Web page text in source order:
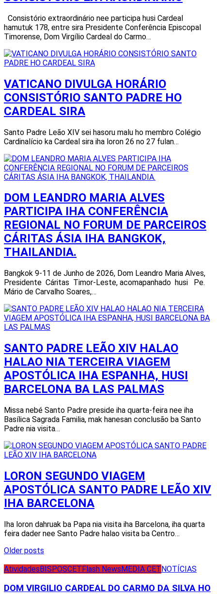
Consistório extraordinário nee participa husi Cardeal
hamutuk 178, entre sira Presidente Conferência Episcopal
Timorense, Dom Virgílio Cardeal do Carmo…
VATICANO DIVULGA HORÁRIO
CONSISTÓRIO SANTO PADRE HO
CARDEAL SIRA
Santo Padre Leão XIV sei hasoru malu ho membro Colégio
Cardinalício ka Cardeal sira iha loron 26 no 27 fulan…
DOM LEANDRO MARIA ALVES
PARTICIPA IHA CONFERÊNCIA
REGIONAL NO FORUM DE PARCEIROS
CÁRITAS ÁSIA IHA BANGKOK,
THAILANDIA.
Bangkok 9-11 de Junho de 2026, Dom Leandro Maria Alves,
Presidente Cáritas Timor-Leste, acomapanhado husi Pe.
Mário de Carvalho Soares,…
SANTO PADRE LEÃO XIV HALAO
HALAO NIA TERCEIRA VIAGEM
APOSTÓLICA IHA ESPANHA, HUSI
BARCELONA BA LAS PALMAS
Missa nebé Santo Padre preside iha quarta-feira nee iha
Basílica Sagrada Familia, mak hanesan conclusão ba Santo
Padre nia visita…
LORON SEGUNDO VIAGEM
APOSTÓLICA SANTO PADRE LEÃO XIV
IHA BARCELONA
Iha loron dahruak ba Papa nia visita iha Barcelona, iha quarta
feira dader nee Santo Padre halao visita ba Centro…
Posts
navigation
Older posts
AtividadesBISPOSCETFlash NewsMEDIA CETNOTÍCIAS
DOM VIRGILIO CARDEAL DO CARMO DA SILVA HO